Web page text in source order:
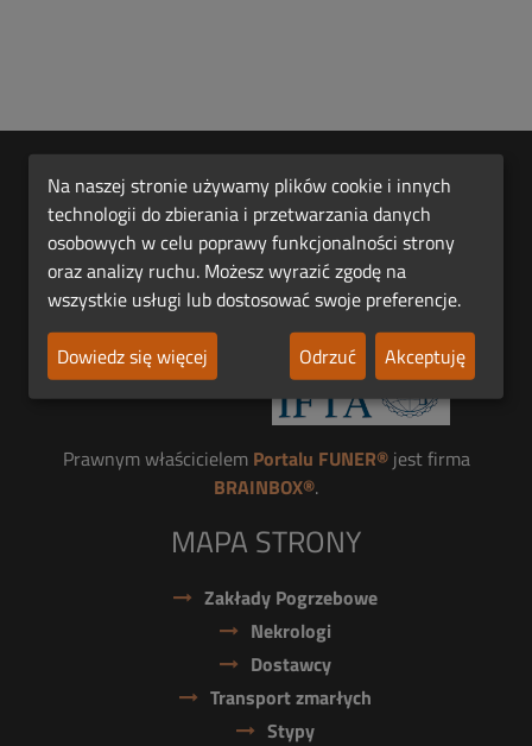
Pierwsza Polska Platforma Funeralna FUNER®.
Jesteśmy członkiem
Prawnym właścicielem Portalu FUNER®jest firma
BRAINBOX®.
MAPA STRONY
Zakłady Pogrzebowe
Nekrologi
Dostawcy
Transport zmarłych
Stypy
Na naszej stronie używamy plików cookie i innych
technologii do zbierania i przetwarzania danych
osobowych w celu poprawy funkcjonalności strony
oraz analizy ruchu. Możesz wyrazić zgodę na
wszystkie usługi lub dostosować swoje preferencje.
Dowiedz się więcej
Odrzuć Akceptuję